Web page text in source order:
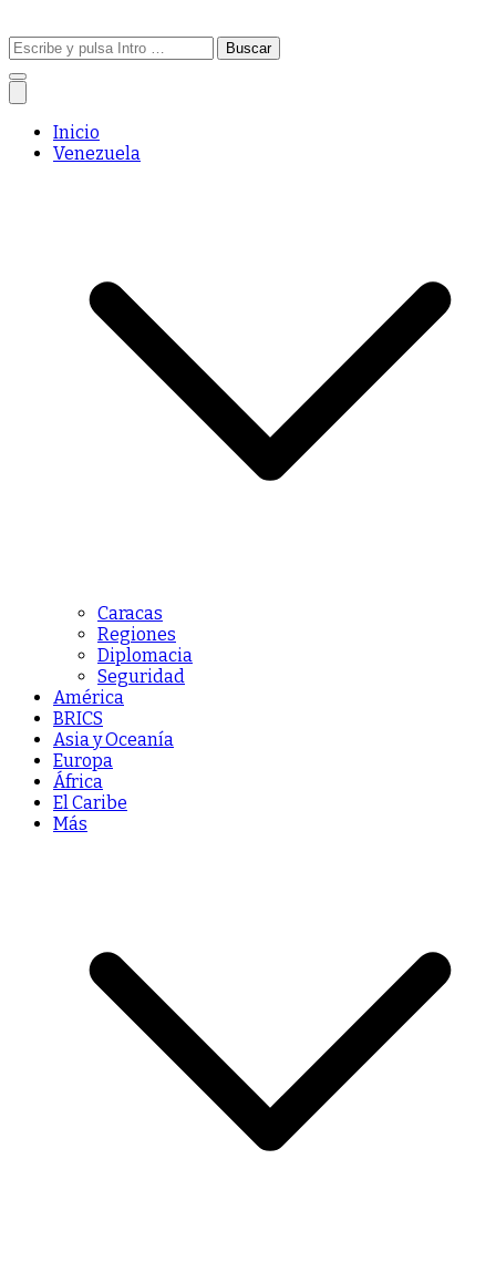
Buscar:
Inicio
Venezuela
Caracas
Regiones
Diplomacia
Seguridad
América
BRICS
Asia y Oceanía
Europa
África
El Caribe
Más